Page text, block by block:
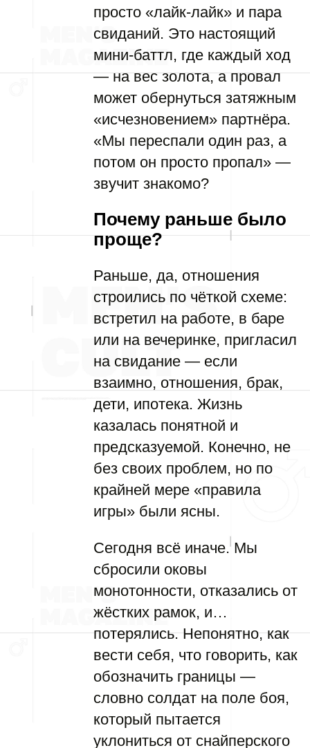
просто «лайк-лайк» и пара
свиданий. Это настоящий
мини-баттл, где каждый ход
— на вес золота, а провал
может обернуться затяжным
«исчезновением» партнёра.
«Мы переспали один раз, а
потом он просто пропал» —
звучит знакомо?
Почему раньше было
проще?
Раньше, да, отношения
строились по чёткой схеме:
встретил на работе, в баре
или на вечеринке, пригласил
на свидание — если
взаимно, отношения, брак,
дети, ипотека. Жизнь
казалась понятной и
предсказуемой. Конечно, не
без своих проблем, но по
крайней мере «правила
игры» были ясны.
Сегодня всё иначе. Мы
сбросили оковы
монотонности, отказались от
жёстких рамок, и…
потерялись. Непонятно, как
вести себя, что говорить, как
обозначить границы —
словно солдат на поле боя,
который пытается
уклониться от снайперского